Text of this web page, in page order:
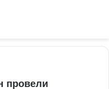
провели